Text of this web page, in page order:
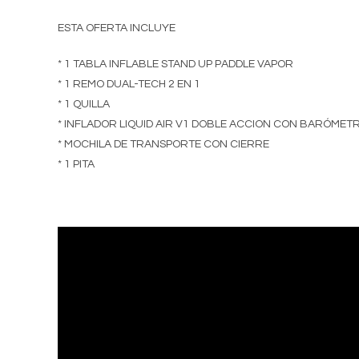
ESTA OFERTA INCLUYE
* 1 TABLA INFLABLE STAND UP PADDLE VAPOR
* 1 REMO DUAL-TECH 2 EN 1
* 1 QUILLA
* INFLADOR LIQUID AIR V1 DOBLE ACCION CON
* MOCHILA DE TRANSPORTE CON CIERRE
* 1 PITA